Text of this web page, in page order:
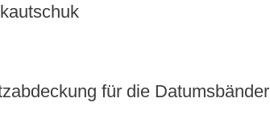
für die Datumsbänder